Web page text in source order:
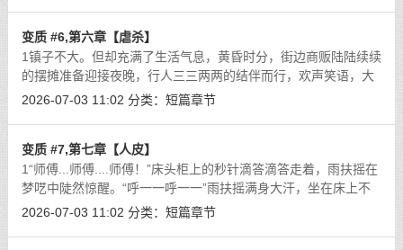
变质 #6,第六章【虐杀】
1镇子不大。但却充满了生活气息，黄昏时分，街边商贩陆陆续续
的摆摊准备迎接夜晚，行人三三两两的结伴而行，欢声笑语，大
声吆喝，车流涌动，川流熙攘。然而一辆与整个镇子格格不入的
2026-07-03 11:02 分类： 短篇章节
变质 #7,第七章【人皮】
1“师傅...师傅....师傅！”床头柜上的秒针滴答滴答走着，雨扶摇在
梦呓中陡然惊醒。“呼一一呼一一”雨扶摇满身大汗，坐在床上不
断剧烈喘息着，只是昏睡中的梦境却一点也记不得了。“扶
2026-07-03 11:02 分类： 短篇章节